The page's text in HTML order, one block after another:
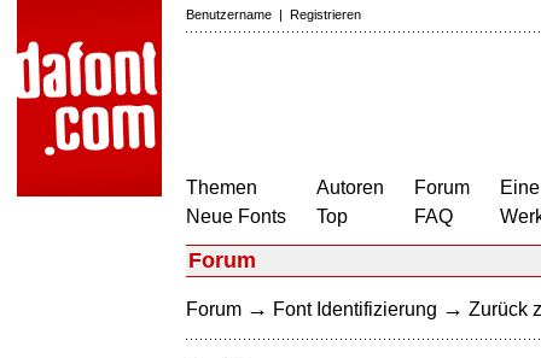
Benutzername | Registrieren
Themen
Neue Fonts
Autoren
Top
Forum
FAQ
Forum
Forum → Font Identifizierung → Zurück